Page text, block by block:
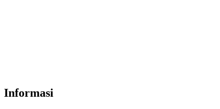
Informasi